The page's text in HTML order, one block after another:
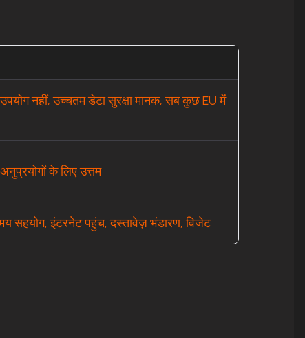
उपयोग नहीं, उच्चतम डेटा सुरक्षा मानक, सब कुछ EU में
के लिए उत्तम
सहयोग, इंटरनेट पहुंच, दस्तावेज़ भंडारण, विजेट